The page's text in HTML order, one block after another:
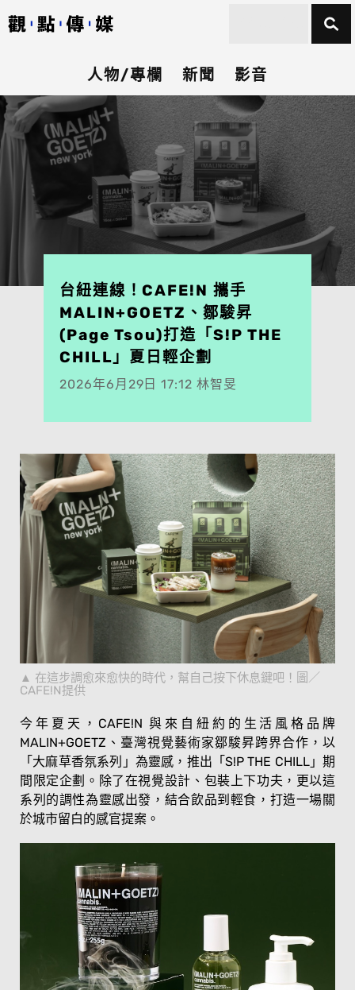
人物/專欄 新聞 影音
台紐連線！CAFE!N 攜手
MALIN+GOETZ、鄒駿昇
(Page Tsou)打造「S!P THE
CHILL」夏日輕企劃
2026年6月29日 17:12 林智旻
在這步調愈來愈快的時代，幫自己按下休息鍵吧！圖／
CAFE!N提供
今年夏天，CAFE!N 與來自紐約的生活風格品牌
MALIN+GOETZ、臺灣視覺藝術家鄒駿昇跨界合作，以
「大麻草香氛系列」為靈感，推出「S!P THE CHILL」期
間限定企劃。除了在視覺設計、包裝上下功夫，更以這
系列的調性為靈感出發，結合飲品到輕食，打造一場關
於城市留白的感官提案。